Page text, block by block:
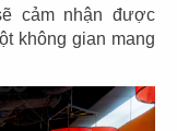
cảm nhận được
không gian mang